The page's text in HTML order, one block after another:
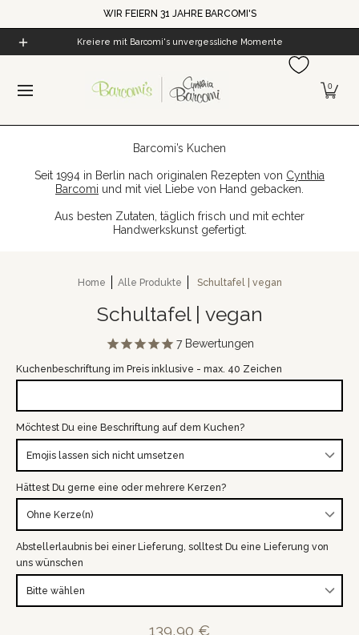
Zum Hauptinhalt springenWIR FEIERN 31 JAHRE BARCOMI'S
Alle Produkte Cynthia's Welt Barcomi's
Kreiere mit Barcomi's unvergessliche Momente
0
Barcomi’s Kuchen
Seit 1994 in Berlin nach originalen Rezepten von Cynthia
Barcomi und mit viel Liebe von Hand gebacken.
Aus besten Zutaten, täglich frisch und mit echter
Handwerkskunst gefertigt.
Home Alle Produkte Schultafel | vegan
Schultafel | vegan
7Bewertungen
Kuchenbeschriftung im Preis inklusive - max. 40 Zeichen
Möchtest Du eine Beschriftung auf dem Kuchen?
Hättest Du gerne eine oder mehrere Kerzen?
Abstellerlaubnis bei einer Lieferung, solltest Du eine Lieferung von
uns wünschen
139,90 €